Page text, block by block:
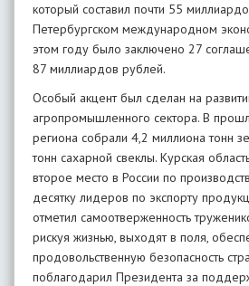
который составил почти 55
Петербургском международном
этом году было заключено 27
87 миллиардов рублей.
Особый акцент был сделан на
агропромышленного сектора. В
региона собрали 4,2 миллиона тонн
тонн сахарной свеклы. Курская
второе место в России по
десятку лидеров по экспорту
отметил самоотверженность
рискуя жизнью, выходят в поля,
продовольственную безопасность
поблагодарил Президента за